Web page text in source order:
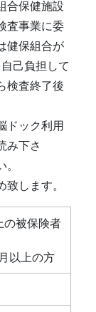
合保健施設
査事業に委
健保組合が
己負担して
検査終了後
ドック利用
み下さ
します。
の被保険者
以上の方